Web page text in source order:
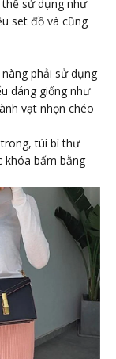
sử dụng như
set đồ và cũng
phải sử dụng
dáng giống như
vạt nhọn chéo
túi bì thư
khóa bấm bằng